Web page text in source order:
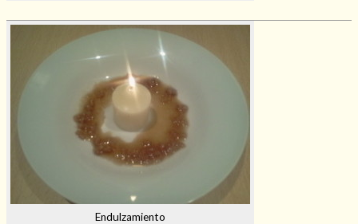
Endulzamiento